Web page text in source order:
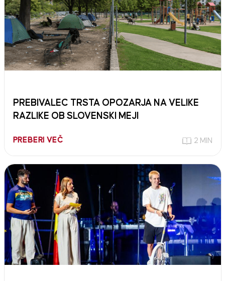
PREBIVALEC TRSTA OPOZARJA NA VELIKE
RAZLIKE OB SLOVENSKI MEJI
PREBERI VEČ 2 MIN